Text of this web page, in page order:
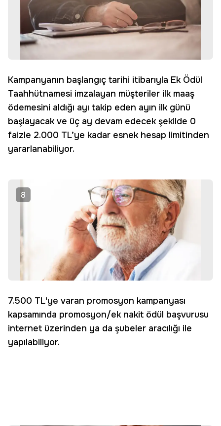
Kampanyanın başlangıç tarihi itibarıyla Ek Ödül
Taahhütnamesi imzalayan müşteriler ilk maaş
ödemesini aldığı ayı takip eden ayın ilk günü
başlayacak ve üç ay devam edecek şekilde 0
faizle 2.000 TL’ye kadar esnek hesap limitinden
yararlanabiliyor.
8
7.500 TL'ye varan promosyon kampanyası
kapsamında promosyon/ek nakit ödül başvurusu
internet üzerinden ya da şubeler aracılığı ile
yapılabiliyor.